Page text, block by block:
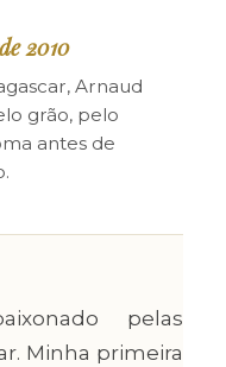
2010
Arnaud
grão, pelo
antes de
pelas
Minha primeira